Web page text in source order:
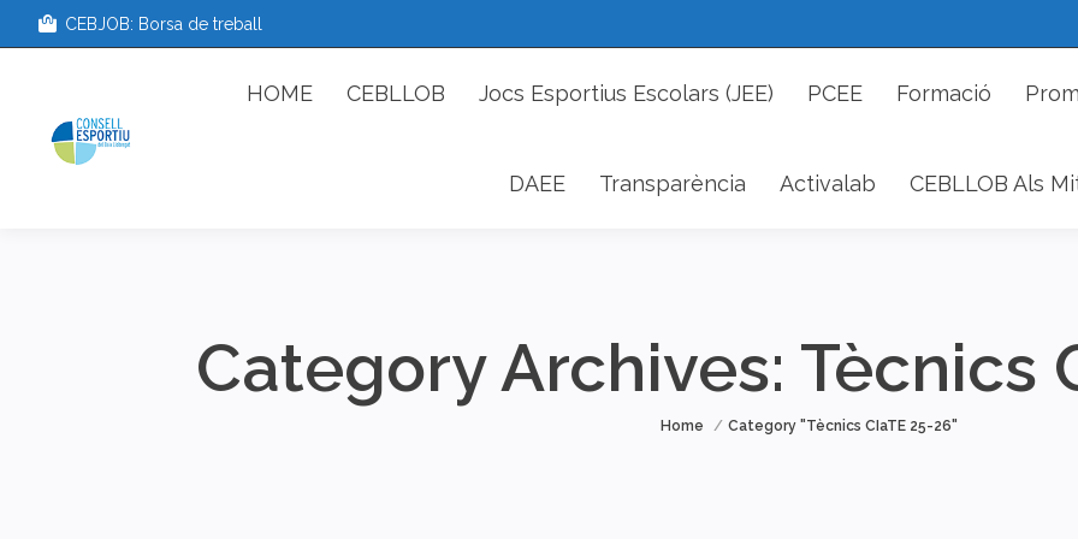
CEBJOB: Borsa de treball
HOME CEBLLOB Jocs Esportius Escolars (JEE) PCEE Formació
DAEE Transparència Activalab CEBLLOB Als
Category Archives: Tècnics
You are here:
Home Category "Tècnics CIaTE 25-26"